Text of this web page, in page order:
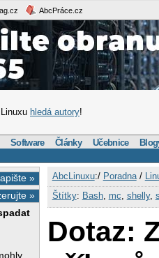
AbcPráce.cz
hledá autory!
Software Články Učebnice
»
»
AbcLinuxu:/ Poradna/
Štítky: Bash, mc shelly,
Dotaz: